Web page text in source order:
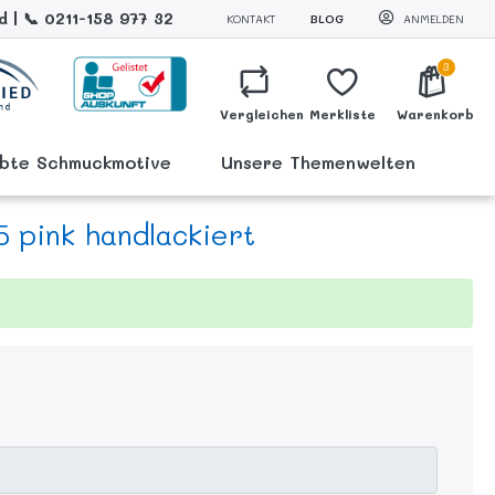
📞 0211-158 977 32 KONTAKT BLOG ANMELDEN
Vergleichen Merkliste
3
Warenkorb
Schmuckmotive Unsere Themenwelten
pink handlackiert